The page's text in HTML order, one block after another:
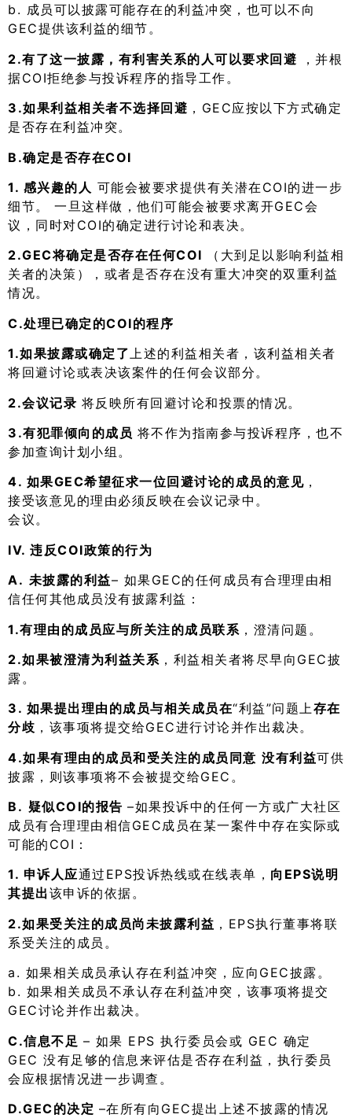
b. 成员可以披露可能存在的利益冲突，也可以不向
GEC提供该利益的细节。
2.有了这一披露，有利害关系的人可以要求回避
，并根
据COI拒绝参与投诉程序的指导工作。
3.如果利益相关者不选择回避 ，GEC应按以下方式确定
是否存在利益冲突。
B.确定是否存在COI
1. 感兴趣的人 可能会被要求提供有关潜在COI的进一步
细节。 一旦这样做，他们可能会被要求离开GEC会
议，同时对COI的确定进行讨论和表决。
2.GEC将确定是否存在任何COI
（大到足以影响利益相
关者的决策），或者是否存在没有重大冲突的双重利益
情况。
C.处理已确定的COI的程序
1.如果披露或确定了上述的利益相关者，该利益相关者
将回避讨论或表决该案件的任何会议部分。
2.会议记录 将反映所有回避讨论和投票的情况。
3.有犯罪倾向的成员 将不作为指南参与投诉程序，也不
参加查询计划小组。
4. 如果GEC希望征求一位回避讨论的成员的意见 ，
接受该意见的理由必须反映在会议记录中。
会议。
IV. 违反COI政策的行为
A. 未披露的利益– 如果GEC的任何成员有合理理由相
信任何其他成员没有披露利益：
1.有理由的成员应与所关注的成员联系 ，澄清问题。
2.如果被澄清为利益关系 ，利益相关者将尽早向GEC披
露。
3. 如果提出理由的成员与相关成员在“利益”问题上存在
分歧 ，该事项将提交给GEC进行讨论并作出裁决。
4.如果有理由的成员和受关注的成员同意 没有利益可供
披露，则该事项将不会被提交给GEC。
B. 疑似COI的报告 –如果投诉中的任何一方或广大社区
成员有合理理由相信GEC成员在某一案件中存在实际或
可能的COI：
1. 申诉人应通过EPS投诉热线或在线表单， 向EPS说明
其提出该申诉的依据。
2.如果受关注的成员尚未披露利益 ，EPS执行董事将联
系受关注的成员。
a. 如果相关成员承认存在利益冲突，应向GEC披露。
b. 如果相关成员不承认存在利益冲突，该事项将提交
GEC讨论并作出裁决。
C.信息不足 – 如果 EPS 执行委员会或 GEC 确定
GEC 没有足够的信息来评估是否存在利益，执行委员
会应根据情况进一步调查。
D.GEC的决定 –在所有向GEC提出上述不披露的情况